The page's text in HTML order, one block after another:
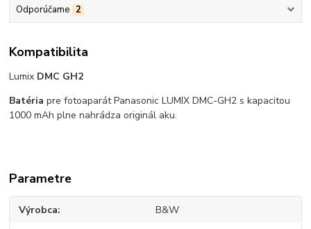
Odporúčame 2
Kompatibilita
Lumix DMC GH2
Batéria pre fotoaparát Panasonic LUMIX DMC-GH2 s kapacitou
1000 mAh plne nahrádza originál aku.
Parametre
Výrobca B&W